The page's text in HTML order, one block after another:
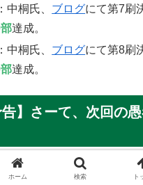
中桐氏、 ブログにて第7刷
達成。
中桐氏、 ブログにて第8刷
達成。
告】さーて、次回の
愚者小路です。
ホーム 検索 ト